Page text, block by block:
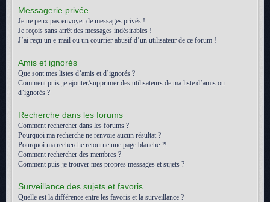
Messagerie privée
Je ne peux pas envoyer de messages privés !
Je reçois sans arrêt des messages indésirables !
J’ai reçu un e-mail ou un courrier abusif d’un utilisateur de ce forum !
Amis et ignorés
Que sont mes listes d’amis et d’ignorés ?
Comment puis-je ajouter/supprimer des utilisateurs de ma liste d’amis ou
d’ignorés ?
Recherche dans les forums
Comment rechercher dans les forums ?
Pourquoi ma recherche ne renvoie aucun résultat ?
Pourquoi ma recherche retourne une page blanche ?!
Comment rechercher des membres ?
Comment puis-je trouver mes propres messages et sujets ?
Surveillance des sujets et favoris
Quelle est la différence entre les favoris et la surveillance ?